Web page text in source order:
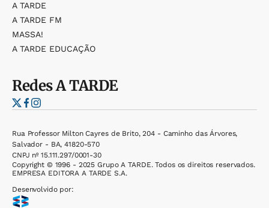
A TARDE
A TARDE FM
MASSA!
A TARDE EDUCAÇÃO
RedesA TARDE
Rua Professor Milton Cayres de Brito, 204 - Caminho das Árvores,
Salvador - BA, 41820-570
CNPJ nº 15.111.297/0001-30
Copyright © 1996 - 2025 Grupo A TARDE. Todos os direitos reservados.
EMPRESA EDITORA A TARDE S.A.
Desenvolvido por: